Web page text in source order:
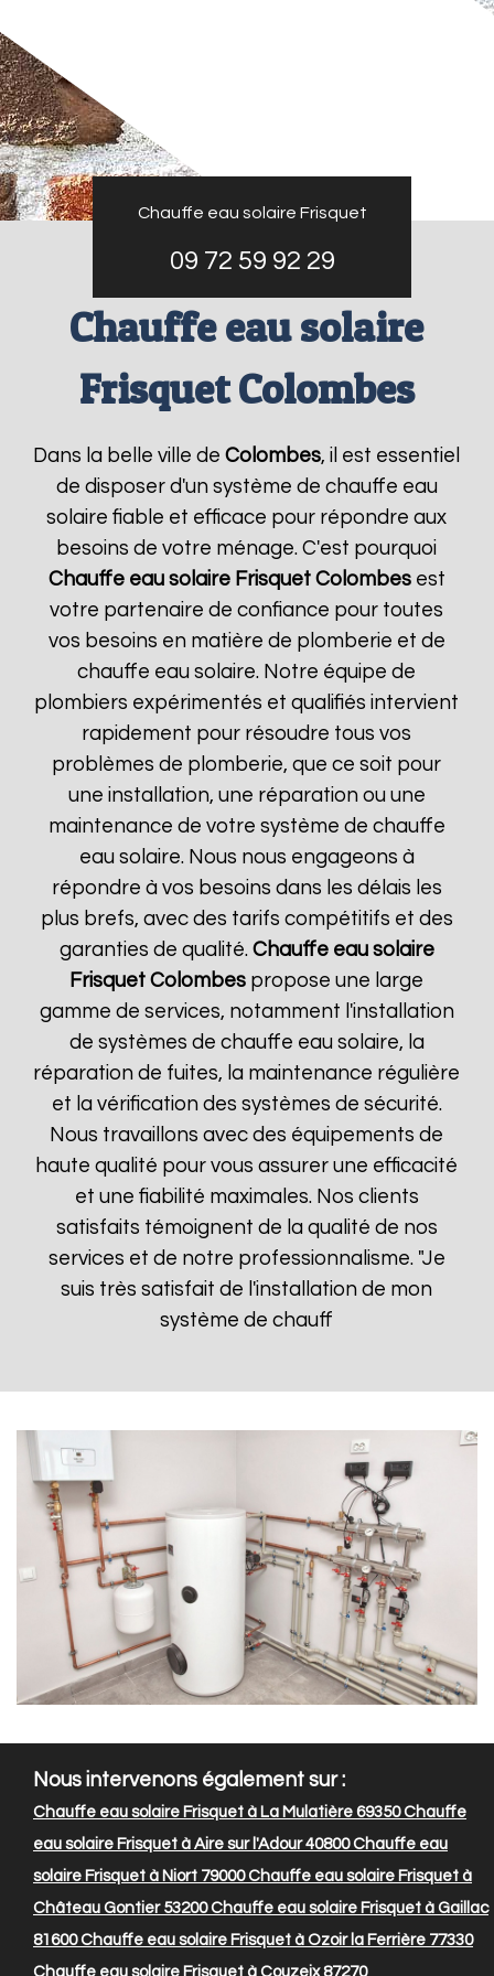
Chauffe eau solaire Frisquet
09 72 59 92 29
Chauffe eau solaire
Frisquet Colombes
Dans la belle ville deColombes, il est essentiel
de disposer d'un système de chauffe eau
solaire fiable et efficace pour répondre aux
besoins de votre ménage. C'est pourquoi
Chauffe eau solaire Frisquet Colombesest
votre partenaire de confiance pour toutes
vos besoins en matière de plomberie et de
chauffe eau solaire. Notre équipe de
plombiers expérimentés et qualifiés intervient
rapidement pour résoudre tous vos
problèmes de plomberie, que ce soit pour
une installation, une réparation ou une
maintenance de votre système de chauffe
eau solaire. Nous nous engageons à
répondre à vos besoins dans les délais les
plus brefs, avec des tarifs compétitifs et des
garanties de qualité. Chauffe eau solaire
Frisquet Colombes propose une large
gamme de services, notamment l'installation
de systèmes de chauffe eau solaire, la
réparation de fuites, la maintenance régulière
et la vérification des systèmes de sécurité.
Nous travaillons avec des équipements de
haute qualité pour vous assurer une efficacité
et une fiabilité maximales. Nos clients
satisfaits témoignent de la qualité de nos
services et de notre professionnalisme. "Je
suis très satisfait de l'installation de mon
système de chauff
Nous intervenons également sur :
Chauffe eau solaire Frisquet à La Mulatière 69350Chauffe
eau solaire Frisquet à Aire sur l'Adour 40800Chauffe eau
solaire Frisquet à Niort 79000Chauffe eau solaire Frisquet à
Château Gontier 53200Chauffe eau solaire Frisquet à Gaillac
81600Chauffe eau solaire Frisquet à Ozoir la Ferrière 77330
Chauffe eau solaire Frisquet à Couzeix 87270